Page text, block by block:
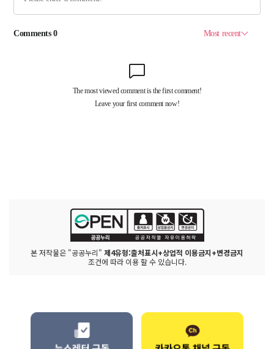
본 저작물은 "공공누리" 제4유형:출처표시+상업적 이용금지+변경금지
조건에 따라 이용 할 수 있습니다.